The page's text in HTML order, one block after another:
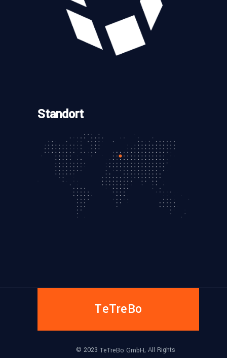
Standort
TeTreBo
© 2023 TeTreBo GmbH, All Rights